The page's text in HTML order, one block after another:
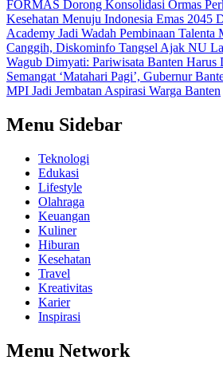
FORMAS Dorong Konsolidasi Ormas
Kesehatan Menuju Indonesia Emas 2045
Academy Jadi Wadah Pembinaan Talenta
Canggih, Diskominfo Tangsel Ajak NU
Wagub Dimyati: Pariwisata Banten Harus
Semangat ‘Matahari Pagi’, Gubernur
MPI Jadi Jembatan Aspirasi Warga Banten
Menu Sidebar
Teknologi
Edukasi
Lifestyle
Olahraga
Keuangan
Kuliner
Hiburan
Kesehatan
Travel
Kreativitas
Karier
Inspirasi
Menu Network